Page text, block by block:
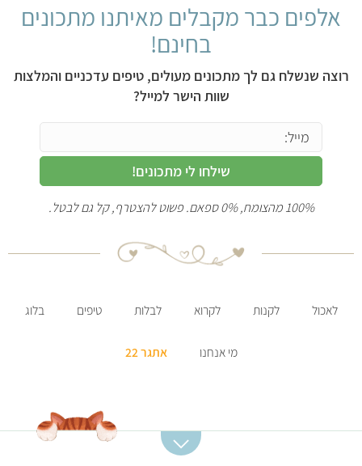
אלפים כבר מקבלים מאיתנו מתכונים
בחינם!
רוצה שנשלח גם לך מתכונים מעולים, טיפים עדכניים והמלצות
שוות הישר למייל?
שילחו לי מתכונים!
100% מהצומח, 0% ספאם. פשוט להצטרף, קל גם לבטל.
לאכול לקנות לקרוא לבלות טיפים בלוג
מי אנחנו אתגר 22